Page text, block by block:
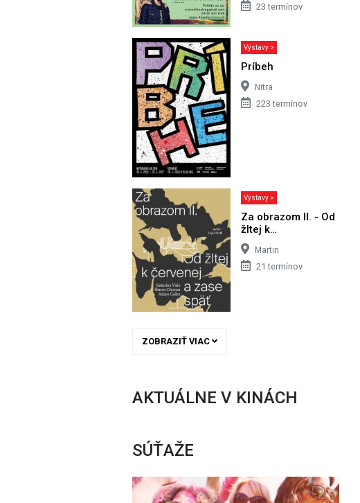
23 termínov
Výstavy >
Príbeh
Nitra
223 termínov
Výstavy >
Za obrazom II. - Od
žltej k…
Martin
21 termínov
ZOBRAZIŤ VIAC
AKTUÁLNE V KINÁCH
SÚŤAŽE